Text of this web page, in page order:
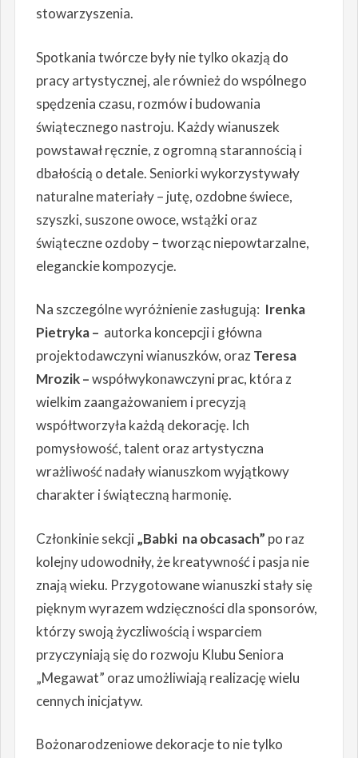
stowarzyszenia.
Spotkania twórcze były nie tylko okazją do
pracy artystycznej, ale również do wspólnego
spędzenia czasu, rozmów i budowania
świątecznego nastroju. Każdy wianuszek
powstawał ręcznie, z ogromną starannością i
dbałością o detale. Seniorki wykorzystywały
naturalne materiały – jutę, ozdobne świece,
szyszki, suszone owoce, wstążki oraz
świąteczne ozdoby – tworząc niepowtarzalne,
eleganckie kompozycje.
Na szczególne wyróżnienie zasługują: Irenka
Pietryka – autorka koncepcji i główna
projektodawczyni wianuszków, orazTeresa
Mrozik –współwykonawczyni prac, która z
wielkim zaangażowaniem i precyzją
współtworzyła każdą dekorację. Ich
pomysłowość, talent oraz artystyczna
wrażliwość nadały wianuszkom wyjątkowy
charakter i świąteczną harmonię.
Członkinie sekcji„Babki na obcasach” po raz
kolejny udowodniły, że kreatywność i pasja nie
znają wieku. Przygotowane wianuszki stały się
pięknym wyrazem wdzięczności dla sponsorów,
którzy swoją życzliwością i wsparciem
przyczyniają się do rozwoju Klubu Seniora
„Megawat” oraz umożliwiają realizację wielu
cennych inicjatyw.
Bożonarodzeniowe dekoracje to nie tylko